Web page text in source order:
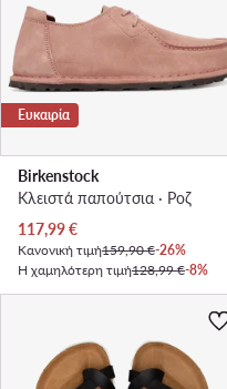
Ευκαιρία
Birkenstock
Κλειστά παπούτσια · Ροζ
Τρέχουσα τιμή
117,99€
Κανονική τιμή159,90 €-26%
Η χαμηλότερη τιμή128,99 €-8%